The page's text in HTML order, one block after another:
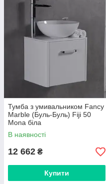
Тумба з умивальником Fancy
Marble (Буль-Буль) Fiji 50
Mona біла
В наявності
12 662 ₴
Купити